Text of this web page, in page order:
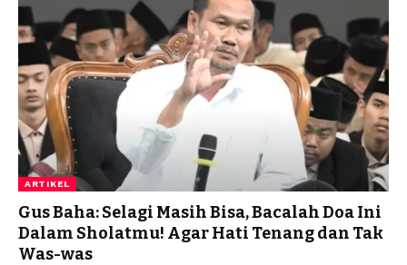
ARTIKEL
Gus Baha: Selagi Masih Bisa, Bacalah Doa Ini
Dalam Sholatmu! Agar Hati Tenang dan Tak
Was-was